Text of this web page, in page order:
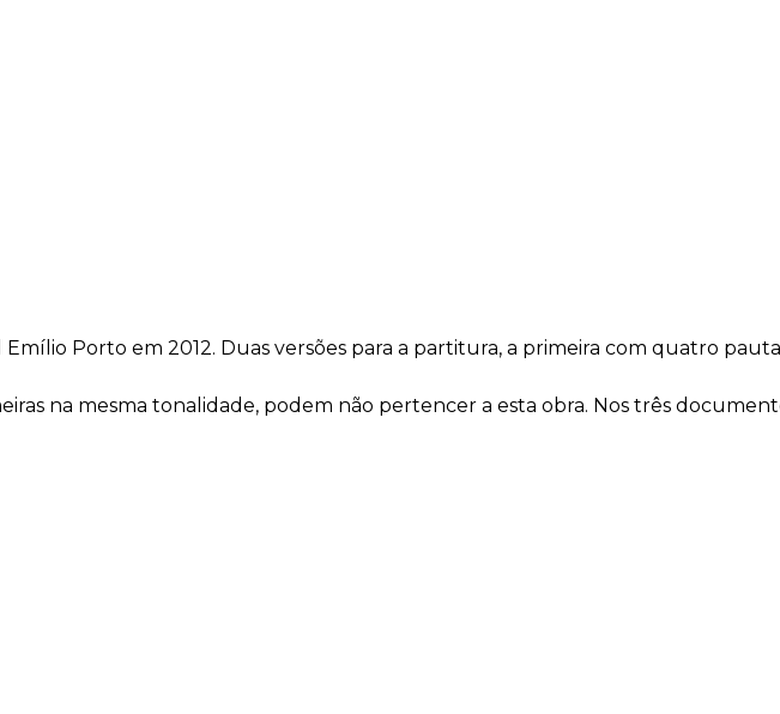
Porto em 2012. Duas versões para a partitura, a primeira com quatro
na mesma tonalidade, podem não pertencer a esta obra. Nos três